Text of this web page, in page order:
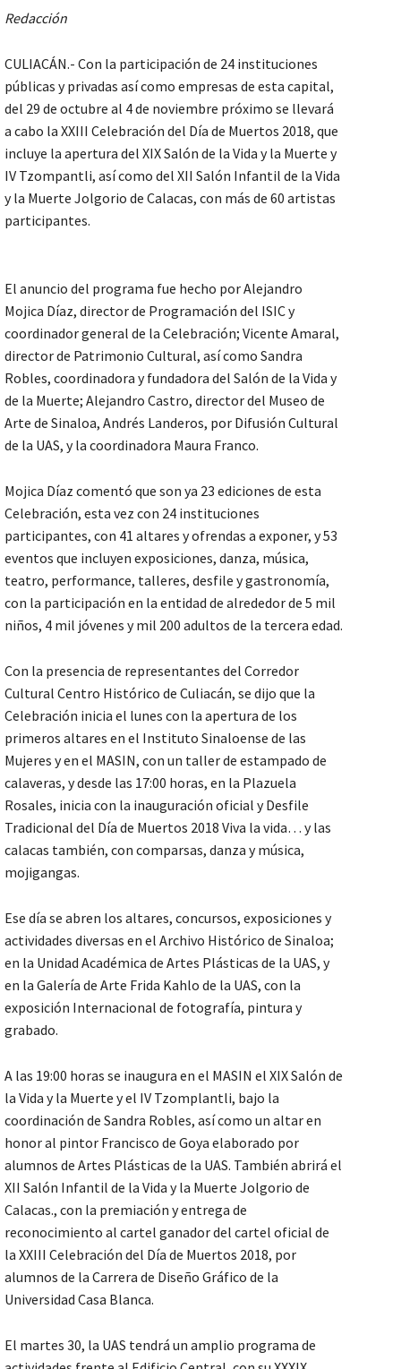
Redacción
CULIACÁN.- Con la participación de 24 instituciones
públicas y privadas así como empresas de esta capital,
del 29 de octubre al 4 de noviembre próximo se llevará
a cabo la XXIII Celebración del Día de Muertos 2018, que
incluye la apertura del XIX Salón de la Vida y la Muerte y
IV Tzompantli, así como del XII Salón Infantil de la Vida
y la Muerte Jolgorio de Calacas, con más de 60 artistas
participantes.
El anuncio del programa fue hecho por Alejandro
Mojica Díaz, director de Programación del ISIC y
coordinador general de la Celebración; Vicente Amaral,
director de Patrimonio Cultural, así como Sandra
Robles, coordinadora y fundadora del Salón de la Vida y
de la Muerte; Alejandro Castro, director del Museo de
Arte de Sinaloa, Andrés Landeros, por Difusión Cultural
de la UAS, y la coordinadora Maura Franco.
Mojica Díaz comentó que son ya 23 ediciones de esta
Celebración, esta vez con 24 instituciones
participantes, con 41 altares y ofrendas a exponer, y 53
eventos que incluyen exposiciones, danza, música,
teatro, performance, talleres, desfile y gastronomía,
con la participación en la entidad de alrededor de 5 mil
niños, 4 mil jóvenes y mil 200 adultos de la tercera edad.
Con la presencia de representantes del Corredor
Cultural Centro Histórico de Culiacán, se dijo que la
Celebración inicia el lunes con la apertura de los
primeros altares en el Instituto Sinaloense de las
Mujeres y en el MASIN, con un taller de estampado de
calaveras, y desde las 17:00 horas, en la Plazuela
Rosales, inicia con la inauguración oficial y Desfile
Tradicional del Día de Muertos 2018 Viva la vida… y las
calacas también, con comparsas, danza y música,
mojigangas.
Ese día se abren los altares, concursos, exposiciones y
actividades diversas en el Archivo Histórico de Sinaloa;
en la Unidad Académica de Artes Plásticas de la UAS, y
en la Galería de Arte Frida Kahlo de la UAS, con la
exposición Internacional de fotografía, pintura y
grabado.
A las 19:00 horas se inaugura en el MASIN el XIX Salón de
la Vida y la Muerte y el IV Tzomplantli, bajo la
coordinación de Sandra Robles, así como un altar en
honor al pintor Francisco de Goya elaborado por
alumnos de Artes Plásticas de la UAS. También abrirá el
XII Salón Infantil de la Vida y la Muerte Jolgorio de
Calacas., con la premiación y entrega de
reconocimiento al cartel ganador del cartel oficial de
la XXIII Celebración del Día de Muertos 2018, por
alumnos de la Carrera de Diseño Gráfico de la
Universidad Casa Blanca.
El martes 30, la UAS tendrá un amplio programa de